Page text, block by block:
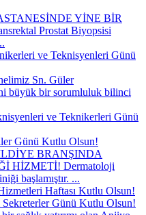
YİNE BİR
Prostat Biyopsisi
ve Teknisyenleri Günü
Sn. Güler
büyük bir sorumluluk bilinci
ve Teknikerleri Günü
Günü Kutlu Olsun!
BRANŞINDA
HİZMETİ! Dermatoloji
başlamıştır. ...
Haftası Kutlu Olsun!
Sekreterler Günü Kutlu Olsun!